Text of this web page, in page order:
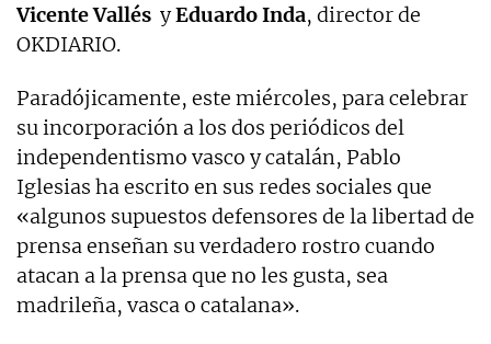
Vicente Vallés yEduardo Inda, director de
OKDIARIO.
Paradójicamente, este miércoles, para celebrar
su incorporación a los dos periódicos del
independentismo vasco y catalán, Pablo
Iglesias ha escrito en sus redes sociales que
«algunos supuestos defensores de la libertad de
prensa enseñan su verdadero rostro cuando
atacan a la prensa que no les gusta, sea
madrileña, vasca o catalana».